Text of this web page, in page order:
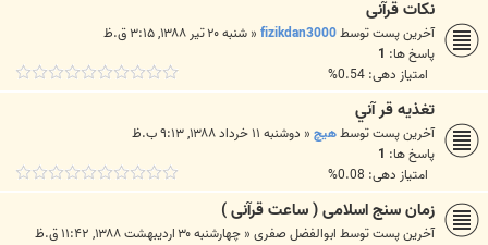
نکات قرآنی
آخرین پست توسطfizikdan3000
« شنبه ۲۰ تیر ۱۳۸۸, ۳:۱۵ ق.ظ
پاسخ ها: 1
امتیاز دهی: 0.54%
تغذيه قر آني
آخرین پست توسطهیچ« دوشنبه ۱۱ خرداد ۱۳۸۸, ۹:۱۳ ب.ظ
پاسخ ها: 1
امتیاز دهی: 0.08%
زمان سنج اسلامی ( ساعت قرآنی )
آخرین پست توسطابوالفضل صفری« چهارشنبه ۳۰ اردیبهشت ۱۳۸۸, ۱۱:۴۲ ق.ظ